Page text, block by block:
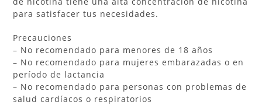
para satisfacer tus necesidades.
Precauciones
– No recomendado para menores de 18 años
– No recomendado para mujeres embarazadas o en
período de lactancia
– No recomendado para personas con problemas de
salud cardíacos o respiratorios